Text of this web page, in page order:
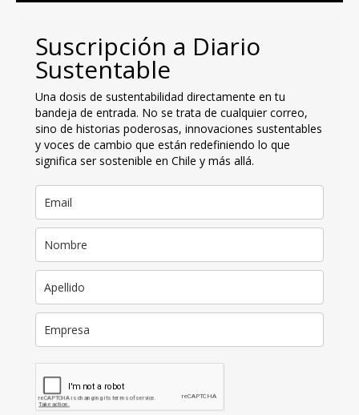
Suscripción a Diario
Sustentable
Una dosis de sustentabilidad directamente en tu
bandeja de entrada. No se trata de cualquier correo,
sino de historias poderosas, innovaciones sustentables
y voces de cambio que están redefiniendo lo que
significa ser sostenible en Chile y más allá.